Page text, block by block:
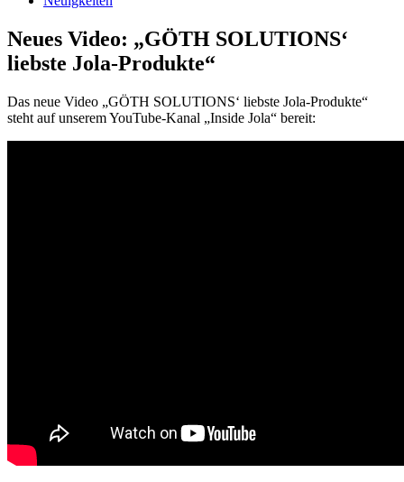
Neues Video: „GÖTH SOLUTIONS‘
liebste Jola-Produkte“
Das neue Video „GÖTH SOLUTIONS‘ liebste Jola-Produkte“
steht auf unserem YouTube-Kanal „Inside Jola“ bereit: